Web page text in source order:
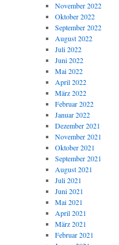
November 2022
Oktober 2022
September 2022
August 2022
Juli 2022
Juni 2022
Mai 2022
April 2022
März 2022
Februar 2022
Januar 2022
Dezember 2021
November 2021
Oktober 2021
September 2021
August 2021
Juli 2021
Juni 2021
Mai 2021
April 2021
März 2021
Februar 2021